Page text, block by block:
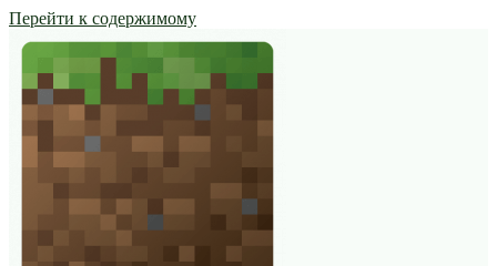
Перейти к содержимому